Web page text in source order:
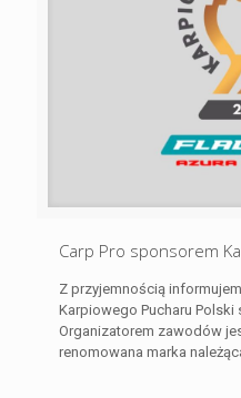
Carp Pro sponsorem
Z przyjemnością
Karpiowego Pucharu Polski
Organizatorem zawodów
renomowana marka